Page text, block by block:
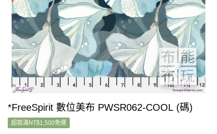
*FreeSpirit 數位美布 PWSR062-COOL (碼)
超取滿NT$1,500免運